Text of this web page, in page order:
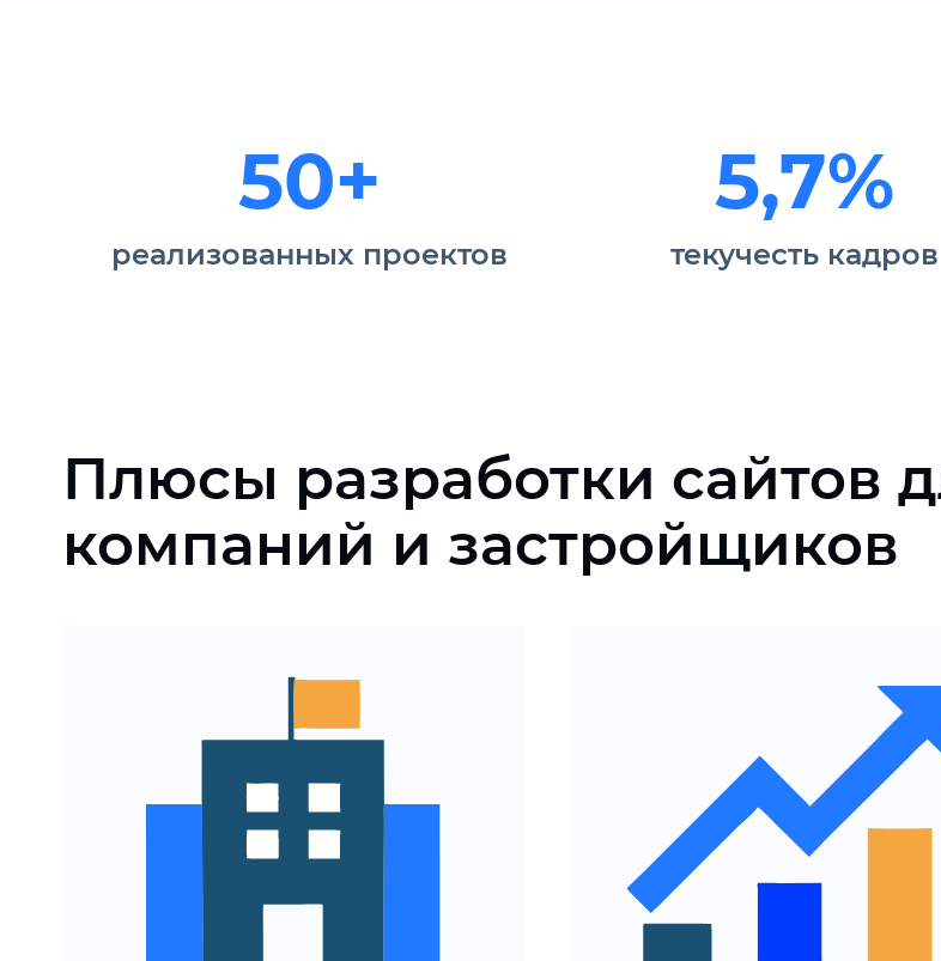
50+
реализованных проектов
5,7%
текучесть кадров
Плюсы разработки сайтов
компаний и застройщиков
Автоматизация процессов
и сокращение ручной
Снижение расходов на
обслуживание и рекламу
Масштабирование сайта
Удобная
управление контентом
Инструменты
ориентированные